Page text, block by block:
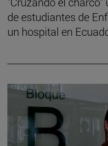
de estudiantes de
un hospital en